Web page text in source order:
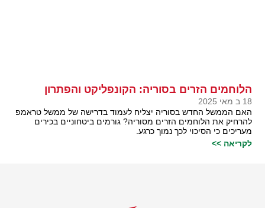
הלוחמים הזרים בסוריה: הקונפליקט והפתרון
18 ב מאי 2025
האם הממשל החדש בסוריה יצליח לעמוד בדרישה של ממשל טראמפ
להרחיק את הלוחמים הזרים מסוריה? גורמים ביטחוניים בכירים
מעריכים כי הסיכוי לכך נמוך כרגע.
לקריאה >>